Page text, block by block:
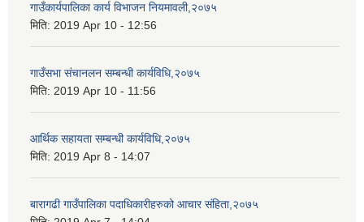
गाउँकार्यपालिका कार्य विभाजन नियमावली,२०७५
मिति: 2019 Apr 10 - 12:56
गाउँसभा संचानलन सम्बन्धी कार्यविधि,२०७५
मिति: 2019 Apr 10 - 11:56
आर्थिक सहायता सम्बन्धी कार्यविधि,२०७५
मिति: 2019 Apr 8 - 14:07
बारागढी गाउँपालिका पदाधिकारीहरुको आचार संहिता,२०७५